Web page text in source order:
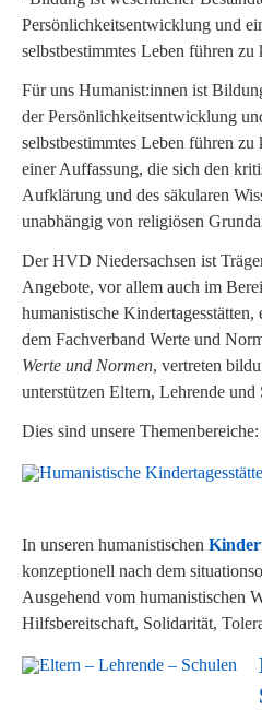
Persönlichkeitsentwicklung und
selbstbestimmtes Leben führen zu
Für uns Humanist:innen ist
der Persönlichkeitsentwicklung
selbstbestimmtes Leben führen
einer Auffassung, die sich den
Aufklärung und des säkularen
unabhängig von religiösen
Der HVD Niedersachsen ist
Angebote, vor allem auch im
humanistische
dem Fachverband Werte und
Werte und Normen, vertreten
unterstützen Eltern, Lehrende und
Dies sind unsere Themenbereiche:
In unseren humanistischen
konzeptionell nach dem
Ausgehend vom humanistischen
Hilfsbereitschaft, Solidarität,